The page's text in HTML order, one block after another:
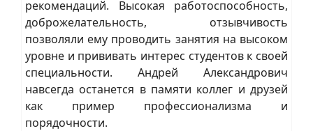
рекомендаций. Высокая работоспособность,
доброжелательность, отзывчивость
позволяли ему проводить занятия на высоком
уровне и прививать интерес студентов к своей
специальности. Андрей Александрович
навсегда останется в памяти коллег и друзей
как пример профессионализма и
порядочности.